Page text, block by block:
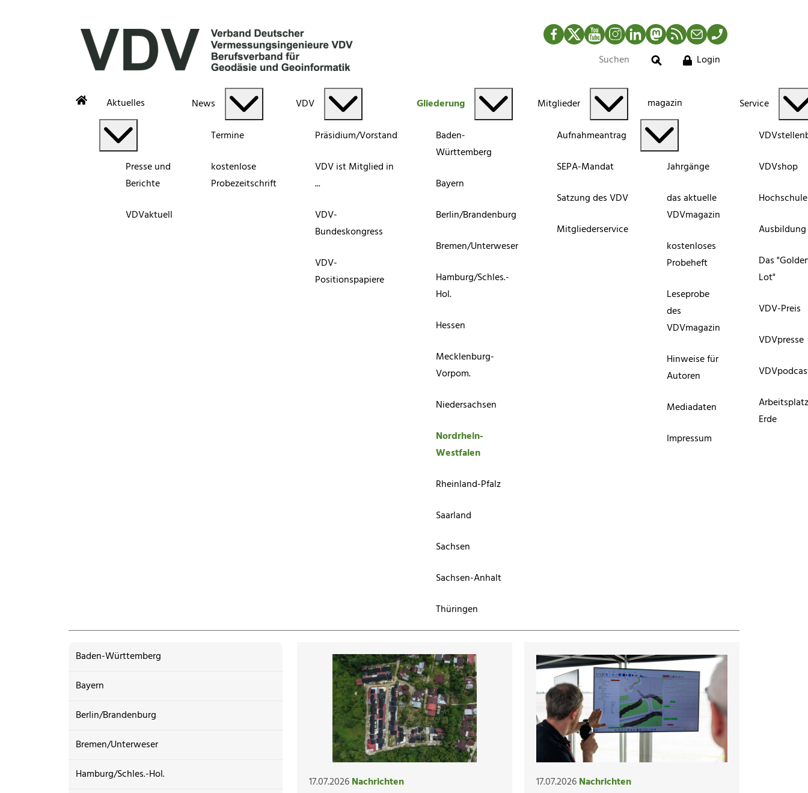
Facebook
TwitterYouTubeInstagram
LinkedInMastodonRSS-Newsfeed
MailTelefon
Suche
Login
Aktuelles
Presse und
Berichte
VDVaktuell
News
Termine
kostenlose
Probezeitschrift
VDV
Präsidium/Vorstand
VDV ist Mitglied in
...
VDV-
Bundeskongress
VDV-
Positionspapiere
Gliederung
Baden-
Württemberg
Bayern
Berlin/Brandenburg
Bremen/Unterweser
Hamburg/Schles.-
Hol.
Hessen
Mecklenburg-
Vorpom.
Niedersachsen
Nordrhein-
Westfalen
Rheinland-Pfalz
Saarland
Sachsen
Sachsen-Anhalt
Thüringen
Mitglieder
Aufnahmeantrag
SEPA-Mandat
Satzung des VDV
Mitgliederservice
magazin
Jahrgänge
das aktuelle
VDVmagazin
kostenloses
Probeheft
Leseprobe
des
VDVmagazin
Hinweise für
Autoren
Mediadaten
Impressum
Service
VDVshop
Ausbildung
Das
Lot"
VDV-Preis
VDVpresse
Erde
Baden-Württemberg
Bayern
Berlin/Brandenburg
Bremen/Unterweser
Hamburg/Schles.-Hol.
17.07.2026Nachrichten 17.07.2026Nachrichten